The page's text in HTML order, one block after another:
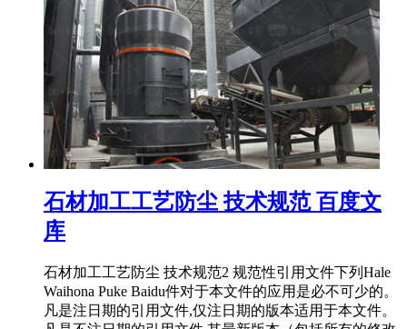
石材加工工艺防尘 技术规范 百度文
库
石材加工工艺防尘 技术规范2 规范性引用文件下列Hale
Waihona Puke Baidu件对于本文件的应用是必不可少的。
凡是注日期的引用文件,仅注日期的版本适用于本文件。